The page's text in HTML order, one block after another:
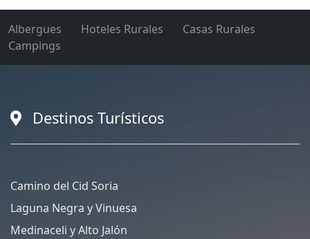
Albergues Hoteles Rurales
Casas Rurales
Campings
Destinos Turísticos
Camino del Cid Soria
Laguna Negra y Vinuesa
Medinaceli y Alto Jalón